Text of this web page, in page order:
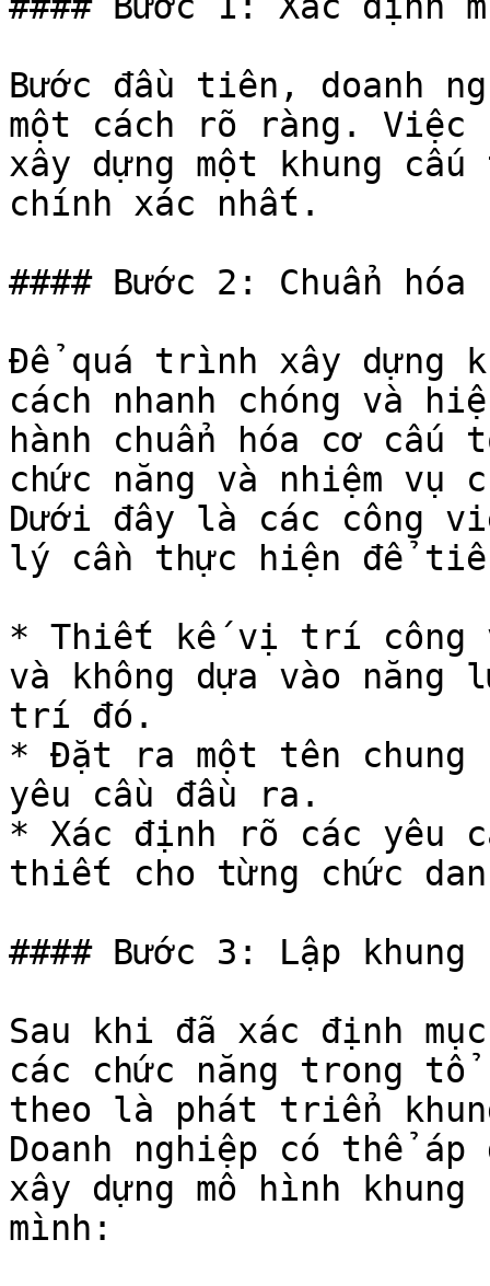
Bước đầu tiên, doanh
một cách rõ ràng. Việc
xây dựng một khung
chính xác nhất.
#### Bước 2: Chuẩn
Để quá trình xây dựng
cách nhanh chóng và
hành chuẩn hóa cơ cấu
chức năng và nhiệm
Dưới đây là các công
lý cần thực hiện để
* Thiết kế vị trí công
và không dựa vào
trí đó.
* Đặt ra một tên chung
yêu cầu đầu ra.
* Xác định rõ các yêu
thiết cho từng chức
#### Bước 3: Lập khung
Sau khi đã xác định
các chức năng trong
theo là phát triển
Doanh nghiệp có thể áp
xây dựng mô hình
mình: